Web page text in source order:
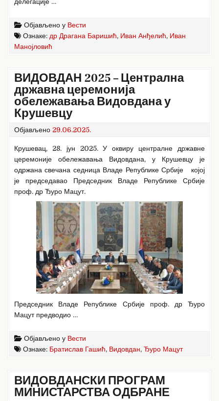
Објављено у Вести
Ознаке: др Драгана Баришић, Иван Анђелић, Иван
Манојловић
ВИДОВДАН 2025 – Централна
државна церемонија
обележавања Видовдана у
Крушевцу
Објављено 29.06.2025.
Крушевац, 28. јун 2025. У оквиру централне државне
церемоније обележавања Видовдана, у Крушевцу је
одржана свечана седница Владе Републике Србије којој
је председавао Председник Владе Републике Србије
проф. др Ђуро Мацут.
Председник Владе Републике Србије проф. др Ђуро
Мацут предводио …
Објављено у Вести
Ознаке: Братислав Гашић, Видовдан, Ђуро Мацут
ВИДОВДАНСКИ ПРОГРАМ
МИНИСТАРСТВА ОДБРАНЕ